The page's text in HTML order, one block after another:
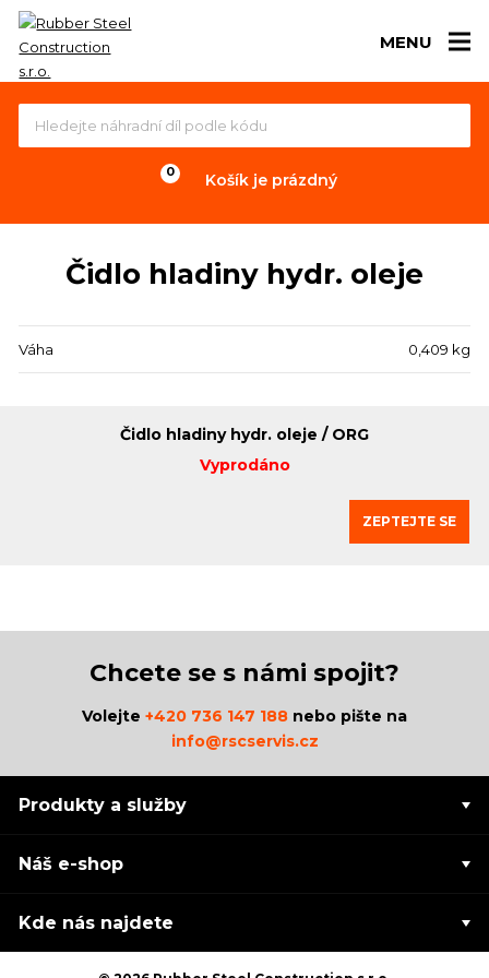
MENU
Košík je prázdný
Čidlo hladiny hydr. oleje
Váha 0,409 kg
Čidlo hladiny hydr. oleje / ORG
Vyprodáno
ZEPTEJTE SE
Chcete se s námi spojit?
Volejte +420 736 147 188 nebo pište na
info@rscservis.cz
Produkty a služby
Náš e-shop
Kde nás najdete